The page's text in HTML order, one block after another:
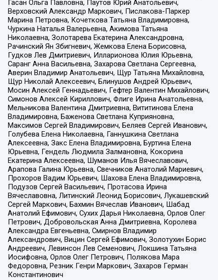
Гасан Ольга Павловна, Паутов Юрий Анатольевич,
Верховский Александр Маркович, Пислакова-Паркер
Марина Петровна, Кочеткова Татьяна Владимировна,
Чуркина Наталья Валерьевна, Акимова Татьяна
Николаевна, Золотарева Екатерина Александровна,
Рачинский Ян Збигневич, Жемкова Елена Борисовна,
Гудков Лев Дмитриевич, Илларионова Юлия Юрьевна,
Саранг Анна Васильевна, Захарова Светлана Сергеевна,
Аверин Владимир Анатольевич, Щур Татьяна Михайловна,
Щур Николай Алексеевич, Блинушов Андрей Юрьевич,
Мосин Алексей Геннадьевич, Гефтер Валентин Михайлович,
Симонов Алексей Кириллович, Флиге Ирина Анатольевна,
Мельникова Валентина Дмитриевна, Вититинова Елена
Владимировна, Баженова Светлана Куприяновна,
Максимов Сергей Владимирович, Беляев Сергей Иванович,
Голубева Елена Николаевна, Ганнушкина Светлана
Алексеевна, Закс Елена Владимировна, Буртина Елена
Юрьевна, Гендель Людмила Залмановна, Кокорина
Екатерина Алексеевна, Шуманов Илья Вячеславович,
Арапова Галина Юрьевна, Свечников Анатолий Мариевич,
Прохоров Вадим Юрьевич, Шахова Елена Владимировна,
Подузов Сергей Васильевич, Протасова Ирина
Вячеславовна, Литинский Леонид Борисович, Лукашевский
Сергей Маркович, Бахмин Вячеслав Иванович, Шабад
Анатолий Ефимович, Сухих Дарья Николаевна, Орлов Олег
Петрович, Добровольская Анна Дмитриевна, Королева
Александра Евгеньевна, Смирнов Владимир
Александрович, Вицин Сергей Ефимович, Золотухин Борис
Андреевич, Левинсон Лев Семенович, Локшина Татьяна
Иосифовна, Орлов Олег Петрович, Полякова Мара
Федоровна, Резник Генри Маркович, Захаров Герман
Константинович